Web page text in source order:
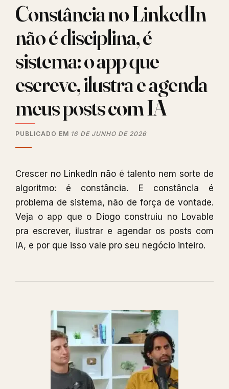
Constância no LinkedIn
não é disciplina, é
sistema: o app que
escreve, ilustra e agenda
meus posts com IA
PUBLICADO EM 16 DE JUNHO DE 2026
Crescer no LinkedIn não é talento nem sorte de
algoritmo: é constância. E constância é
problema de sistema, não de força de vontade.
Veja o app que o Diogo construiu no Lovable
pra escrever, ilustrar e agendar os posts com
IA, e por que isso vale pro seu negócio inteiro.